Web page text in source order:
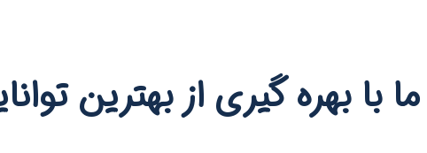
ما با بهره گیری از بهترین